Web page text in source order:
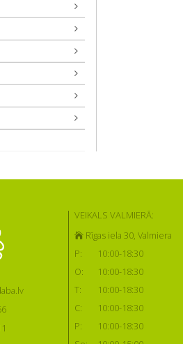
VEIKALS VALMIERĀ:
Rīgas iela 30, Valmiera
P:
10:00-18:30
O:
10:00-18:30
T:
10:00-18:30
C:
10:00-18:30
P:
10:00-18:30